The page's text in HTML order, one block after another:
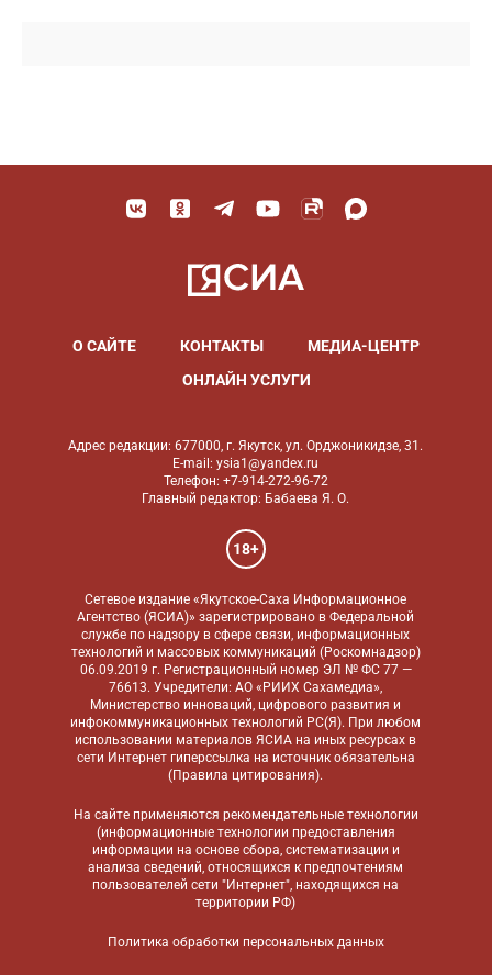
О САЙТЕ КОНТАКТЫ
МЕДИА-ЦЕНТР
ОНЛАЙН УСЛУГИ
Адрес редакции: 677000, г. Якутск, ул. Орджоникидзе, 31.
E-mail: ysia1@yandex.ru
Телефон: +7-914-272-96-72
Главный редактор: Бабаева Я. О.
18+
Сетевое издание «Якутское-Саха Информационное
Агентство (ЯСИА)» зарегистрировано в Федеральной
службе по надзору в сфере связи, информационных
технологий и массовых коммуникаций (Роскомнадзор)
06.09.2019 г. Регистрационный номер ЭЛ № ФС 77 —
76613. Учредители: АО «РИИХ Сахамедиа»,
Министерство инноваций, цифрового развития и
инфокоммуникационных технологий РС(Я). При любом
использовании материалов ЯСИА на иных ресурсах в
сети Интернет гиперссылка на источник обязательна
(Правила цитирования).
На сайте применяются рекомендательные технологии
(информационные технологии предоставления
информации на основе сбора, систематизации и
анализа сведений, относящихся к предпочтениям
пользователей сети "Интернет", находящихся на
территории РФ)
Политика обработки персональных данных